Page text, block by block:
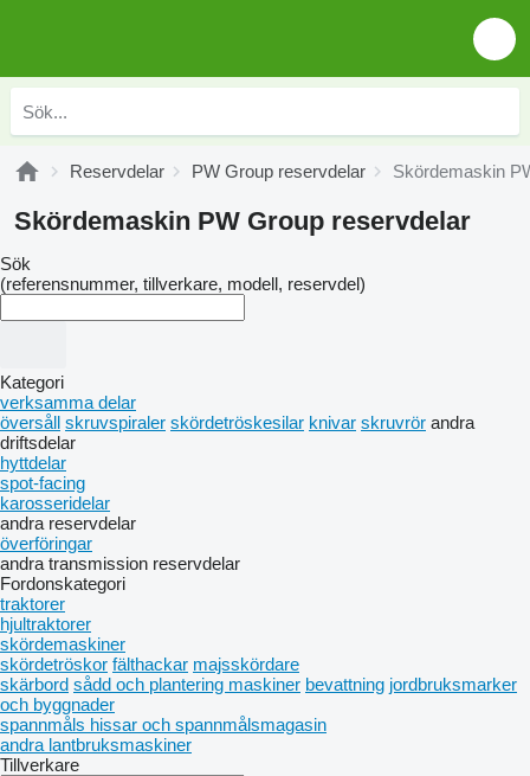
Reservdelar PW Group reservdelar Skördemaskin
Skördemaskin PW Group reservdelar
Sök
(referensnummer, tillverkare, modell, reservdel)
Kategori
verksamma delar
översåll skruvspiraler skördetröskesilar knivar skruvrör andra
driftsdelar
hyttdelar
spot-facing
karosseridelar
andra reservdelar
överföringar
andra transmission reservdelar
Fordonskategori
traktorer
hjultraktorer
skördemaskiner
skördetröskor fälthackar majsskördare
skärbord sådd och plantering maskiner bevattning jordbruksmarker
och byggnader
spannmåls hissar och spannmålsmagasin
andra lantbruksmaskiner
Tillverkare